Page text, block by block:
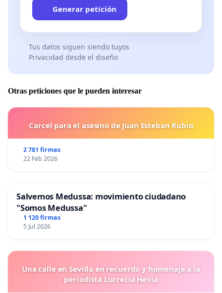
Generar petición
Tus datos siguen siendo tuyos
Privacidad desde el diseño
Otras peticiones que le pueden interesar
Carcel para el asesino de Juan Esteban Rubio
2 781 firmas
22 Feb 2026
Salvemos Medussa: movimiento ciudadano
"Somos Medussa"
1 120 firmas
5 Jul 2026
Una calle en Sevilla en recuerdo y homenaje a la
periodista Lucrecia Hevia